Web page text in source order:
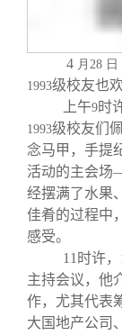
4 月28 日
1993级校友也
上午9时
1993级校友们
念马甲，手提
活动的主会场
经摆满了水果
佳肴的过程中
感受。
11 时许，
主持会议，他
作，尤其代表
大国地产公司